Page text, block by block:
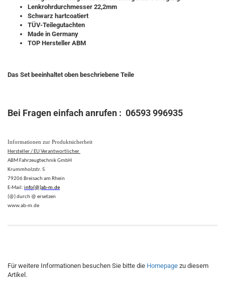
Lenkrohrdurchmesser 22,2mm
Schwarz hartcoatiert
TÜV-Teilegutachten
Made in Germany
TOP Hersteller ABM
Das Set beeinhaltet oben beschriebene Teile
Bei Fragen einfach anrufen : 06593 996935
Informationen zur Produktsicherheit
Hersteller / EU Verantwortlicher
ABM Fahrzeugtechnik GmbH
Krummholzstr. 5
79206 Breisach am Rhein
E-Mail: info(@)ab-m.de
(@) durch @ ersetzen
www.ab-m.de
Für weitere Informationen besuchen Sie bitte die Homepage zu diesem
Artikel.